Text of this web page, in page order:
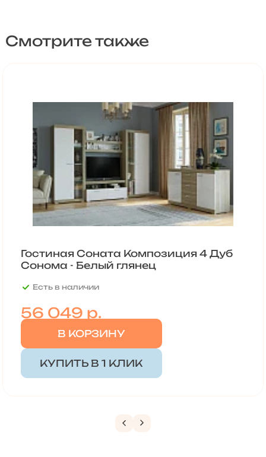
Смотрите также
Гостиная Соната Композиция 4 Дуб
Сонома - Белый глянец
Есть в наличии
56 049 р.
В КОРЗИНУ
КУПИТЬ В 1 КЛИК